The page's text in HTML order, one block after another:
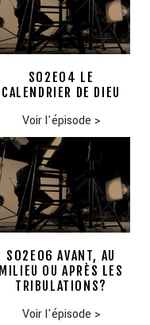
S02E04 LE
CALENDRIER DE DIEU
Voir l'épisode >
S02E06 AVANT, AU
MILIEU OU APRÈS LES
TRIBULATIONS?
Voir l'épisode >